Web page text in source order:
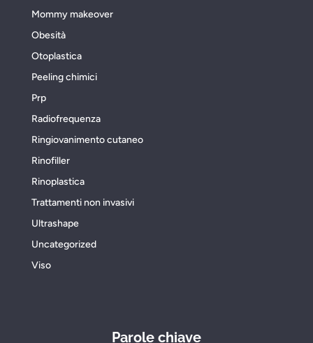
Mommy makeover
Obesità
Otoplastica
Peeling chimici
Prp
Radiofrequenza
Ringiovanimento cutaneo
Rinofiller
Rinoplastica
Trattamenti non invasivi
Ultrashape
Uncategorized
Viso
Parole chiave